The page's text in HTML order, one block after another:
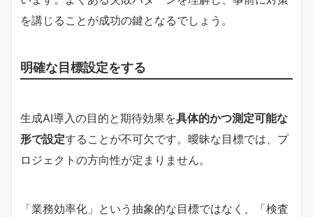
を講じることが成功の鍵となるでしょう。
明確な目標設定をする
生成AI導入の目的と期待効果を具体的かつ測定可能な
形で設定することが不可欠です。曖昧な目標では、プ
ロジェクトの方向性が定まりません。
「業務効率化」という抽象的な目標ではなく、「検査